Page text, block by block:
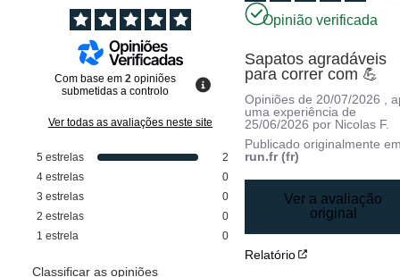
Com base em 2 opiniões
submetidas a controlo
Ver todas as avaliações neste site
5 estrelas
2
4 estrelas
0
3 estrelas
0
2 estrelas
0
1 estrela 0
Classificar as opiniões
Opinião verificada
Sapatos agradáveis
para correr com 💪
Opiniões de 20/07/2026
,
uma experiência de
25/06/2026 por Nicolas F.
Publicado originalmente
run.fr (fr)
Ver a avaliação
original
Relatório